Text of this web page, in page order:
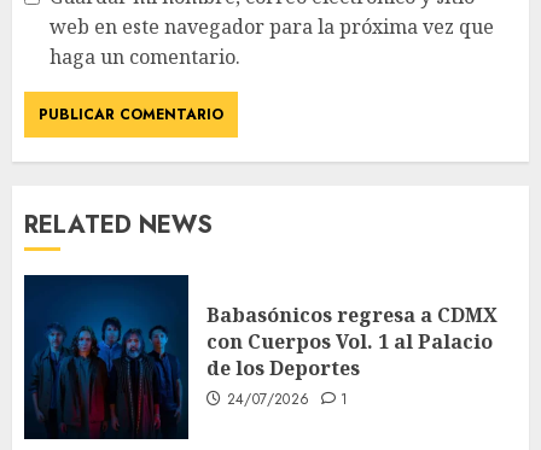
web en este navegador para la próxima vez que
haga un comentario.
RELATED NEWS
Babasónicos regresa a CDMX
con Cuerpos Vol. 1 al Palacio
de los Deportes
24/07/2026 1